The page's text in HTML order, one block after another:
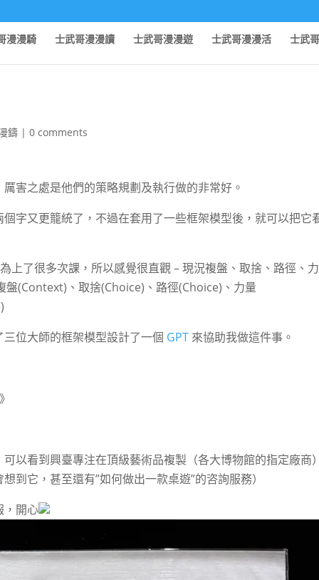
漫漫騎 士武哥漫漫讀 士武哥漫漫遊 士武哥漫漫活 士武
鑄 |0 comments
害之處是他們的策略規劃及執行做的非常好。
字又更籠統了，不過在套用了一些框架模型後，就可以把它
上了很多次課，所以感覺很直觀 – 現況複盤、取捨、路徑、力
盤(Context)、取捨(Choice)、路徑(Choice)、力量
位大師的框架模型設計了一個 GPT 來協助我做這件事。
》
以看到興臺專注在頂級藝術品複製（各大博物館的指定廠商
到它，甚至還有”如何做出一款桌遊”的咨詢服務）
，開心